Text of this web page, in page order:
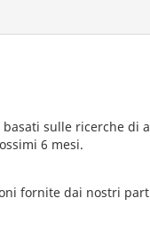
sulle ricerche di
6 mesi.
fornite dai nostri